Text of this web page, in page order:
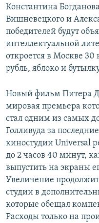
Константина
Вишневецкого и
победителей будут
интеллектуальной
откроется в Москве 30
рубль, яблоко и
Новый фильм Питера
мировая премьера
стал одним из самых
Голливуда за
киностудии Universal
до 2 часов 40 минут,
выпустить на экраны
Увеличение
студии в
которые обещал
Расходы только на